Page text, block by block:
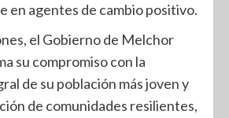
en agentes de cambio positivo.
el Gobierno de Melchor
su compromiso con la
de su población más joven y
de comunidades resilientes,